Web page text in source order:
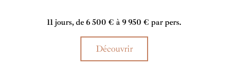
11 jours, de 6 500 € à 9 950 € par pers.
Découvrir